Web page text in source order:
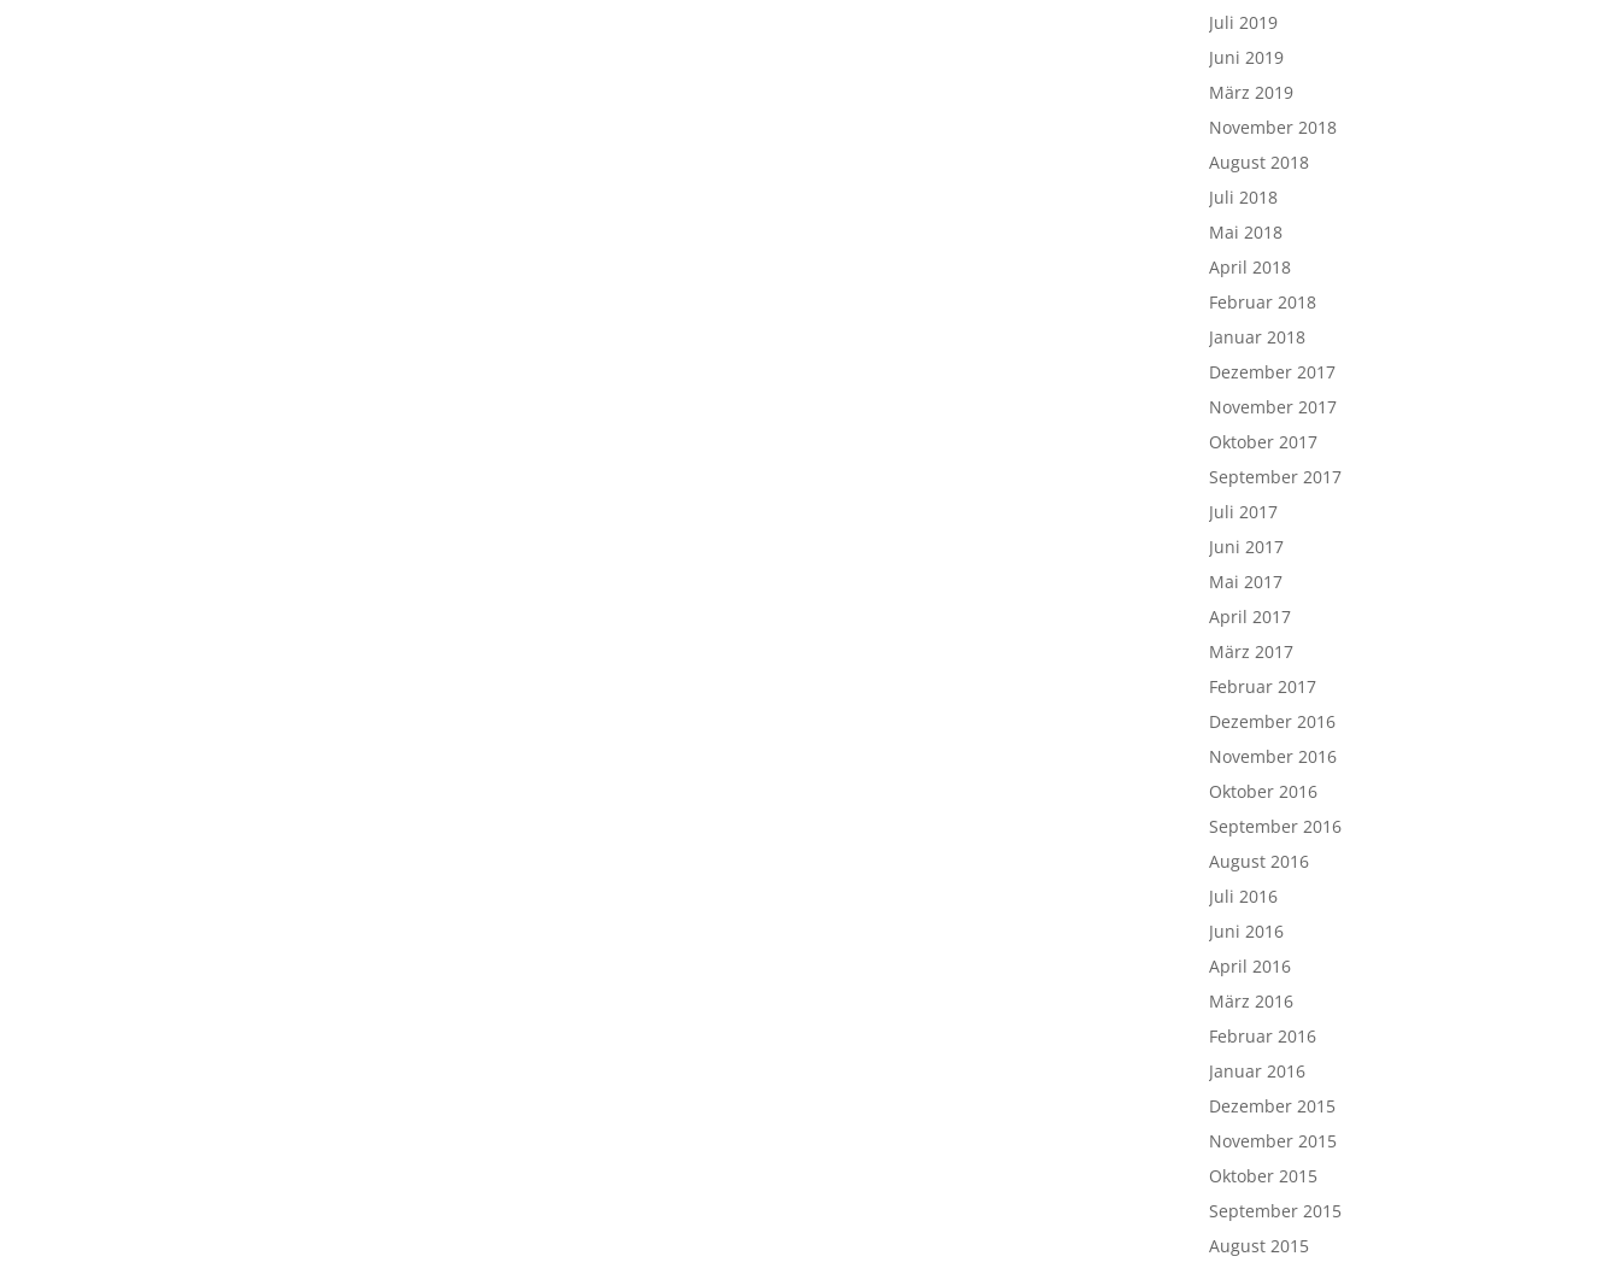
Juli 2019
Juni 2019
März 2019
November 2018
August 2018
Juli 2018
Mai 2018
April 2018
Februar 2018
Januar 2018
Dezember 2017
November 2017
Oktober 2017
September 2017
Juli 2017
Juni 2017
Mai 2017
April 2017
März 2017
Februar 2017
Dezember 2016
November 2016
Oktober 2016
September 2016
August 2016
Juli 2016
Juni 2016
April 2016
März 2016
Februar 2016
Januar 2016
Dezember 2015
November 2015
Oktober 2015
September 2015
August 2015